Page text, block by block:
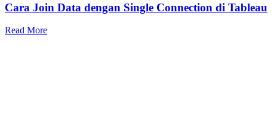
Cara Join Data dengan Single Connection di Tableau
Read More